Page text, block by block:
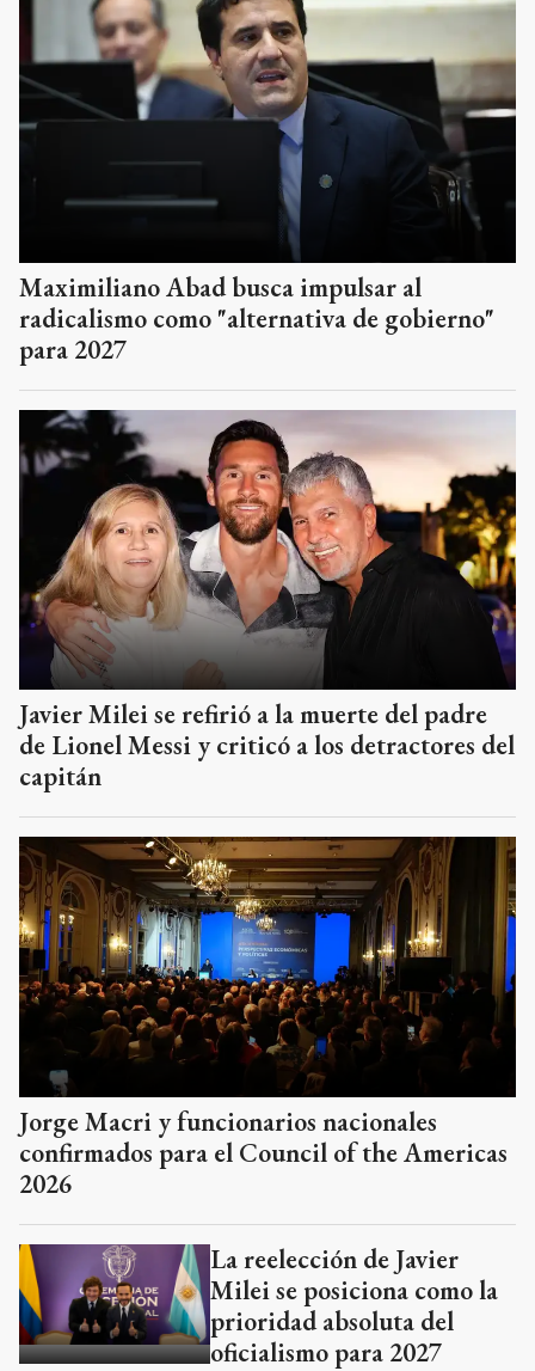
Maximiliano Abad busca impulsar al
radicalismo como "alternativa de gobierno"
para 2027
Javier Milei se refirió a la muerte del padre
de Lionel Messi y criticó a los detractores del
capitán
Jorge Macri y funcionarios nacionales
confirmados para el Council of the Americas
2026
La reelección de Javier
Milei se posiciona como la
prioridad absoluta del
oficialismo para 2027